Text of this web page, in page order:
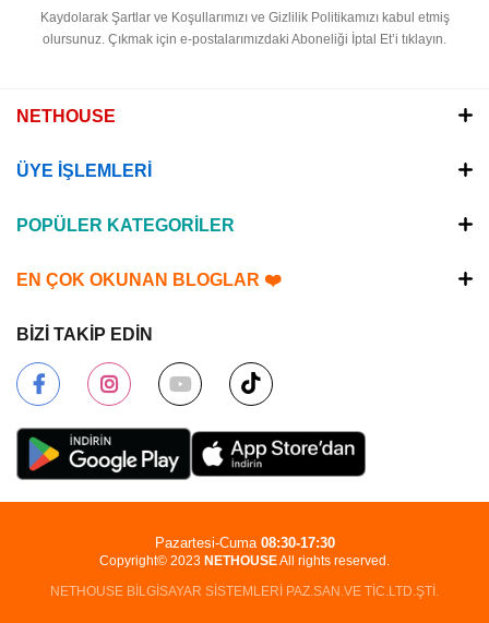
Kaydolarak Şartlar ve Koşullarımızı ve Gizlilik Politikamızı kabul etmiş
olursunuz. Çıkmak için e-postalarımızdaki Aboneliği İptal Et’i tıklayın.
NETHOUSE
ÜYE İŞLEMLERİ
POPÜLER KATEGORİLER
EN ÇOK OKUNAN BLOGLAR ❤️
BİZİ TAKİP EDİN
Copyright© 2023 NETHOUSEAll rights reserved.
NETHOUSE BİLGİSAYAR SİSTEMLERİ PAZ.SAN.VE TİC.LTD.ŞTİ.
Pazartesi-Cuma 08:30-17:30